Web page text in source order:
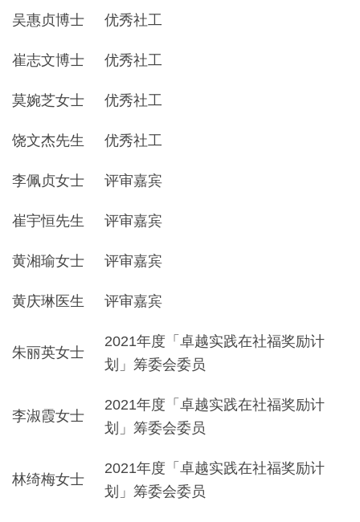
吴惠贞博士 优秀社工
崔志文博士 优秀社工
莫婉芝女士 优秀社工
饶文杰先生 优秀社工
李佩贞女士 评审嘉宾
崔宇恒先生 评审嘉宾
黄湘瑜女士 评审嘉宾
黄庆琳医生 评审嘉宾
朱丽英女士
2021年度「卓越实践在社福奖励计
划」筹委会委员
李淑霞女士
2021年度「卓越实践在社福奖励计
划」筹委会委员
林绮梅女士
2021年度「卓越实践在社福奖励计
划」筹委会委员